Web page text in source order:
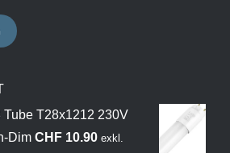
Tube T28x1212 230V
Dim CHF10.90 exkl.